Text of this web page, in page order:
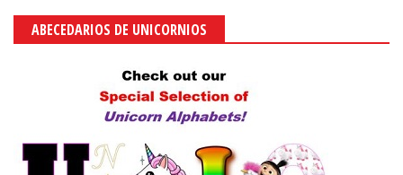
ABECEDARIOS DE UNICORNIOS